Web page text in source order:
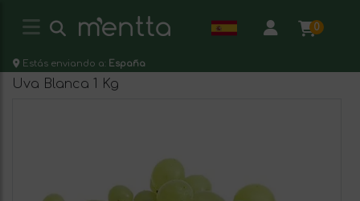
0
Estás enviando a: España
Uva Blanca 1 Kg